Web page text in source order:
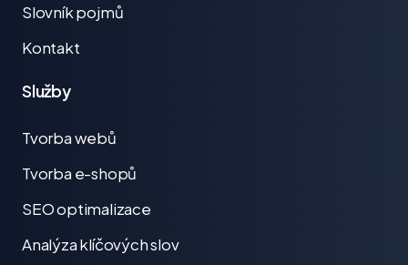
Slovník pojmů
Kontakt
Služby
Tvorba webů
Tvorba e-shopů
SEO optimalizace
Analýza klíčových slov